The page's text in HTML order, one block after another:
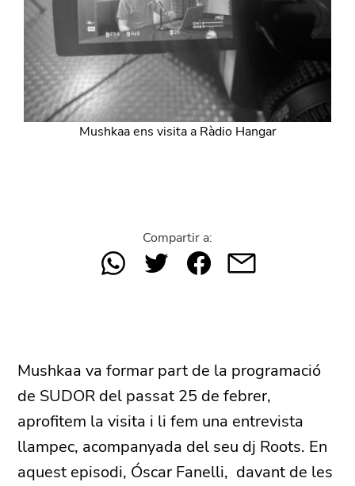
Mushkaa ens visita a Ràdio Hangar
Compartir a:
Mushkaa va formar part de la programació
de SUDOR del passat 25 de febrer,
aprofitem la visita i li fem una entrevista
llampec, acompanyada del seu dj Roots. En
aquest episodi, Óscar Fanelli, davant de les